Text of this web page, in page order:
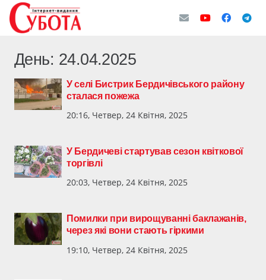
День: 24.04.2025
У селі Бистрик Бердичівського району
сталася пожежа
20:16, Четвер, 24 Квітня, 2025
У Бердичеві стартував сезон квіткової
торгівлі
20:03, Четвер, 24 Квітня, 2025
Помилки при вирощуванні баклажанів,
через які вони стають гіркими
19:10, Четвер, 24 Квітня, 2025